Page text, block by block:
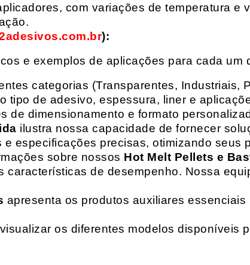
com variações de temperatura e
):
e exemplos de aplicações para cada um
categorias (Transparentes, Industriais,
tipo de adesivo, espessura, liner e
de dimensionamento e formato
ilustra nossa capacidade de fornecer
especificações precisas, otimizando seus
sobre nossos Hot Melt Pellets e
de desempenho. Nossa
apresenta os produtos auxiliares essenciais
os diferentes modelos disponíveis